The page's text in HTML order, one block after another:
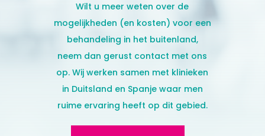
Wilt u meer weten over de
mogelijkheden (en kosten) voor een
behandeling in het buitenland,
neem dan gerust contact met ons
op. Wij werken samen met klinieken
in Duitsland en Spanje waar men
ruime ervaring heeft op dit gebied.